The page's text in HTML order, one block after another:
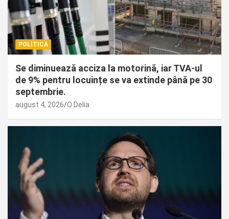
POLITICA
Se diminuează acciza la motorină, iar TVA-ul
de 9% pentru locuințe se va extinde până pe 30
septembrie.
august 4, 2026 O Delia